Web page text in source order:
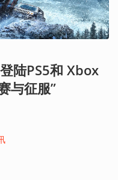
陆PS5和 Xbox
与征服”